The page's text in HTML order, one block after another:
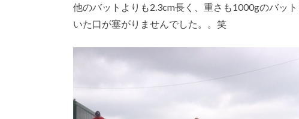
他のバットよりも2.3cm長く、重さも1000gのバッ
いた口が塞がりませんでした。。笑